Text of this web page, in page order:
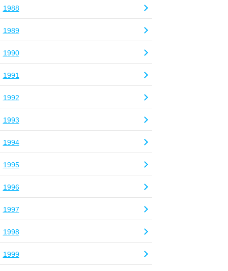
1988
1989
1990
1991
1992
1993
1994
1995
1996
1997
1998
1999